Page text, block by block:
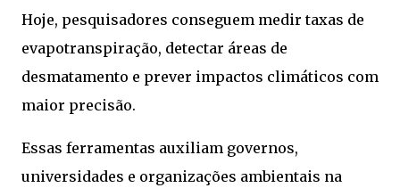
Hoje, pesquisadores conseguem medir taxas de
evapotranspiração, detectar áreas de
desmatamento e prever impactos climáticos com
maior precisão.
Essas ferramentas auxiliam governos,
universidades e organizações ambientais na